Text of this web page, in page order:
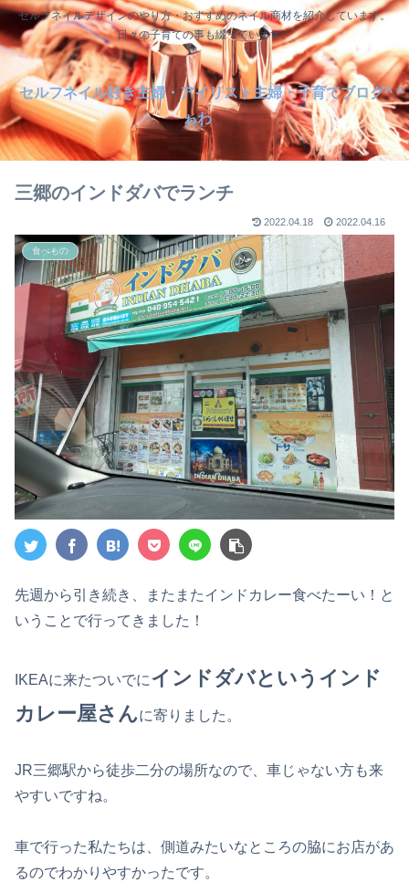
セルフネイルデザインのやり方・おすすめのネイル商材を紹介しています。
日々の子育ての事も綴っています。
セルフネイル好き主婦・アイリスト主婦・子育てブログ^ ^
ゎわ
三郷のインドダバでランチ
2022.04.18 2022.04.16
食べもの
先週から引き続き、またまたインドカレー食べたーい！と
いうことで行ってきました！
IKEAに来たついでにインドダバというインド
カレー屋さんに寄りました。
JR三郷駅から徒歩二分の場所なので、車じゃない方も来
やすいですね。
車で行った私たちは、側道みたいなところの脇にお店があ
るのでわかりやすかったです。